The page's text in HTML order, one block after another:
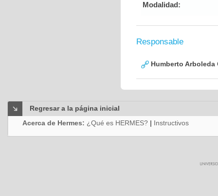
Modalidad:
Responsable
Humberto Arboleda
Regresar a la página inicial
Acerca de Hermes: ¿Qué es HERMES? | Instructivos